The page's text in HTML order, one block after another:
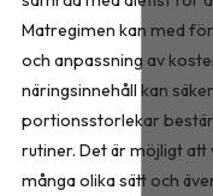
Matregimen kan med
och anpassning av
näringsinnehåll kan
portionsstorlekar
rutiner. Det är möjligt
många olika sätt och